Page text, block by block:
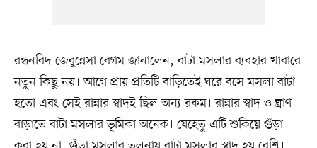
রন্ধনবিদ জেবুন্নেসা বেগম জানালেন, বাটা মসলার ব্যবহার খাবারে
নতুন কিছু নয়। আগে প্রায় প্রতিটি বাড়িতেই ঘরে বসে মসলা বাটা
হতো এবং সেই রান্নার স্বাদই ছিল অন্য রকম। রান্নার স্বাদ ও ঘ্রাণ
বাড়াতে বাটা মসলার ভূমিকা অনেক। যেহেতু এটি শুকিয়ে গুঁড়া